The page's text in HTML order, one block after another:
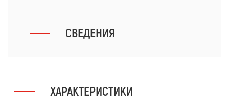
СВЕДЕНИЯ
ХАРАКТЕРИСТИКИ